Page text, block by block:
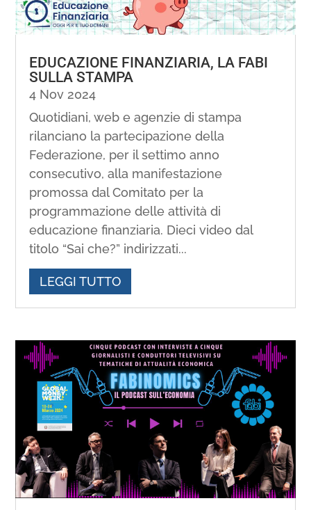
EDUCAZIONE FINANZIARIA, LA FABI
SULLA STAMPA
4 Nov 2024
Quotidiani, web e agenzie di stampa
rilanciano la partecipazione della
Federazione, per il settimo anno
consecutivo, alla manifestazione
promossa dal Comitato per la
programmazione delle attività di
educazione finanziaria. Dieci video dal
titolo “Sai che?” indirizzati...
LEGGI TUTTO